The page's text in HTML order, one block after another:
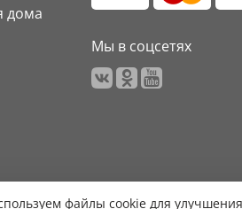
дома
Мы в соцсетях
файлы cookie для